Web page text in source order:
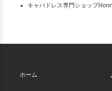
キャバドレス専門ショップ
ホーム